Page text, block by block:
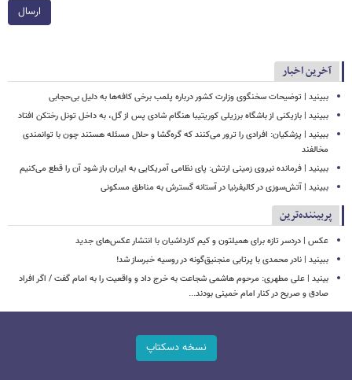
ارسال
آخرین اخبار
ببینید | توضیحات سخنگوی وزارت کشور درباره پلمب برخی کافه‌ها به دلیل بی‌حجابی
ببینید | بازیکنی از باشگاه برزیلی کوریتیبا هنگام شادی پس از گل، به داخل تونل رختکن افتاد
ببینید | پزشکیان: افرادی را ترور می‌کنند که گره‌گشا و حلال مسئله هستند چون با توانمندی
مخالفند
ببینید | فرمانده نیروی زمینی ارتش: پای نظامی آمریکایی به ایران باز شود آن را قطع می‌کنیم
ببینید | آتش‌سوزی در کالیفرنیا در آستانه گسترش به مناطق مسکونی
پربیننده‌ترین
عکس | دردسر تازه برای همیلتون و کیم کارداشیان با انتشار عکس‌های جدید
ببینید | نادر محمدی با پرتابی منجنیق‌گونه در روسیه خبرساز شد!
بینید | علی مطهری: مرحوم هاشمی شجاعت به خرج داد و واقعیت را به امام گفت / اگر افراد
صادق و صریح در کنار امام خمینی بودند...
نسخه دسکتاپ